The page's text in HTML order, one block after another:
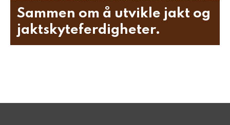
Sammen om å utvikle jakt og
jaktskyteferdigheter.